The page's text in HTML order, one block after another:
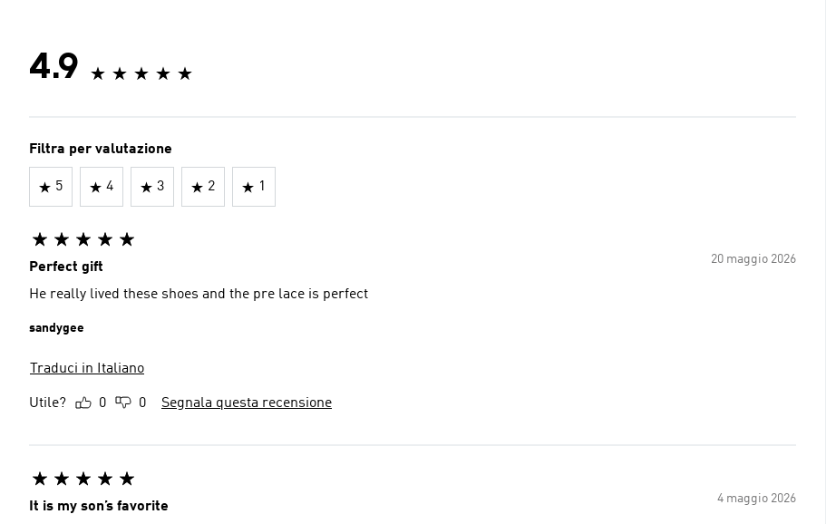
4.9
Filtra per valutazione
5 4 3 2 1
20 maggio 2026
Perfect gift
He really lived these shoes and the pre lace is perfect
sandygee
Traduci in Italiano
Utile? 0 0 Segnala questa recensione
4 maggio 2026
It is my son’s favorite